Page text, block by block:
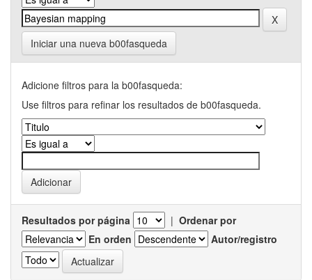
Iniciar una nueva b00fasqueda
Adicione filtros para la b00fasqueda:
Use filtros para refinar los resultados de b00fasqueda.
Resultados por página | Ordenar por
En orden
Autor/registro